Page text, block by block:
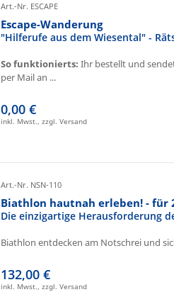
Art.-Nr. ESCAPE
Escape-Wanderung
"Hilferufe aus dem Wiesental" -
So funktionierts: Ihr bestellt und
per Mail an ...
0,00 €
inkl. Mwst., zzgl. Versand
Art.-Nr. NSN-110
Biathlon hautnah erleben! - für
Die einzigartige Herausforderung
Biathlon entdecken am Notschrei und
132,00 €
inkl. Mwst., zzgl. Versand